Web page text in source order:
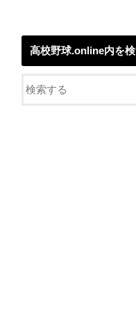
高校野球.online内を